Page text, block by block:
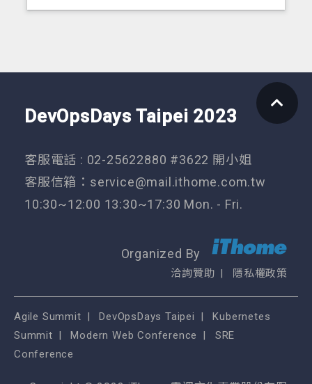
DevOpsDays Taipei 2023
客服電話 : 02-25622880 #3622 開小姐
客服信箱： service@mail.ithome.com.tw
10:30~12:00 13:30~17:30 Mon. - Fri.
Organized By
洽詢贊助 隱私權政策
Agile Summit DevOpsDays Taipei
Kubernetes
Summit
Modern Web Conference
SRE
Conference